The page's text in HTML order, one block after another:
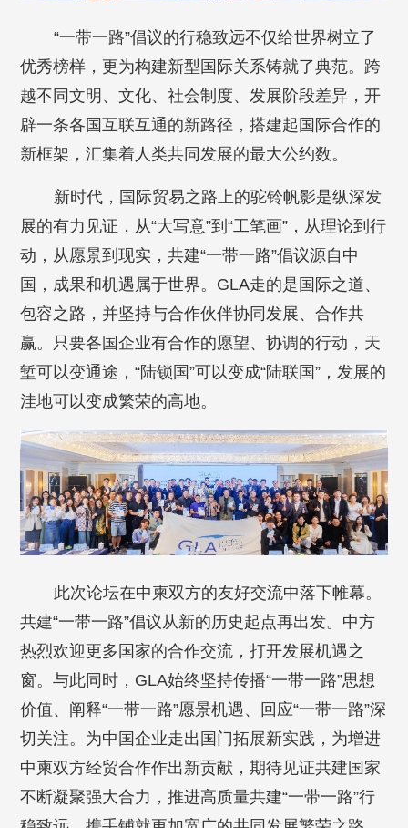
“一带一路”倡议的行稳致远不仅给世界树立了
优秀榜样，更为构建新型国际关系铸就了典范。跨
越不同文明、文化、社会制度、发展阶段差异，开
辟一条各国互联互通的新路径，搭建起国际合作的
新框架，汇集着人类共同发展的最大公约数。
新时代，国际贸易之路上的驼铃帆影是纵深发
展的有力见证，从“大写意”到“工笔画”，从理论到行
动，从愿景到现实，共建“一带一路”倡议源自中
国，成果和机遇属于世界。GLA走的是国际之道、
包容之路，并坚持与合作伙伴协同发展、合作共
赢。只要各国企业有合作的愿望、协调的行动，天
堑可以变通途，“陆锁国”可以变成“陆联国”，发展的
洼地可以变成繁荣的高地。
此次论坛在中柬双方的友好交流中落下帷幕。
共建“一带一路”倡议从新的历史起点再出发。中方
热烈欢迎更多国家的合作交流，打开发展机遇之
窗。与此同时，GLA始终坚持传播“一带一路”思想
价值、阐释“一带一路”愿景机遇、回应“一带一路”深
切关注。为中国企业走出国门拓展新实践，为增进
中柬双方经贸合作作出新贡献，期待见证共建国家
不断凝聚强大合力，推进高质量共建“一带一路”行